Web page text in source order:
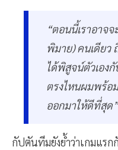
“ตอนนี้เราอาจ
พิมาย) คนเดียว
ได้พิสูจน์ตัวเอง
ตรงไหนผมพร้อ
ออกมาให้ดีที่สุด
กัปตันทีมยังย้ำว่าเกมแร